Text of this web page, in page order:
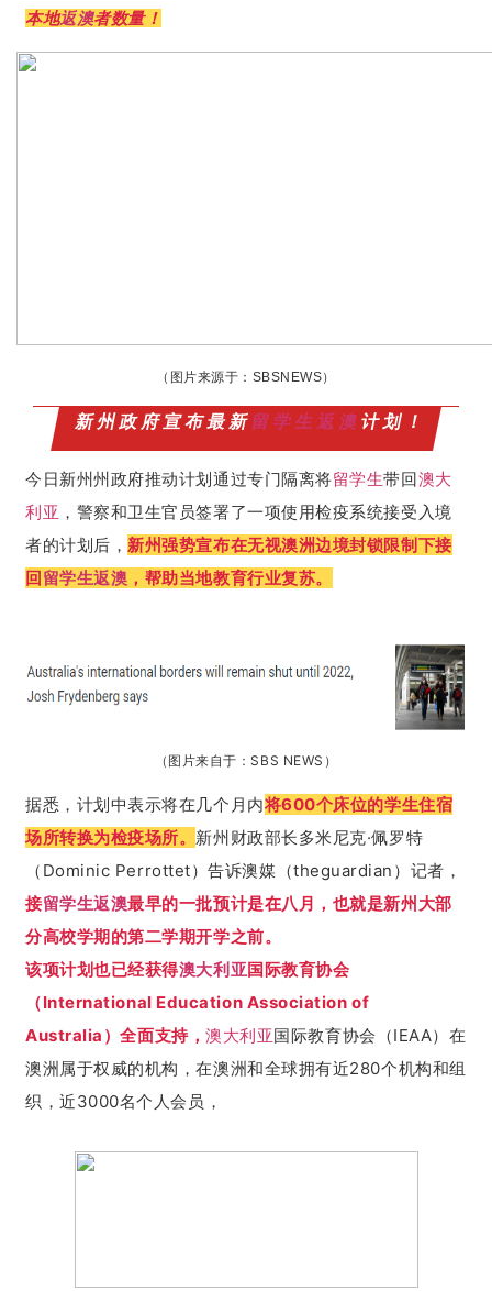
本地返澳者数量！
（图片来源于：SBSNEWS）
新州政府宣布最新留学生返澳计划！
今日新州州政府推动计划通过专门隔离将留学生带回澳大
利亚 ，警察和卫生官员签署了一项使用检疫系统接受入境
者的计划后， 新州强势宣布在无视澳洲边境封锁限制下接
回留学生返澳 ，帮助当地教育行业复苏。
（图片来自于：SBS NEWS）
据悉， 计划中表示将在几个月内将600个床位的学生住宿
场所转换为检疫场所。 新州财政部长多米尼克·佩罗特
（Dominic Perrottet）告诉澳媒（theguardian）记者，
接留学生返澳最早的一批预计是在八月，也就是新州大部
分高校学期的第二学期开学之前。
该项计划也已经获得澳大利亚国际教育协会
（International Education Association of
Australia）全面支持，澳大利亚国际教育协会（IEAA）在
澳洲属于权威的机构，在澳洲和全球拥有近280个机构和组
织，近3000名个人会员，